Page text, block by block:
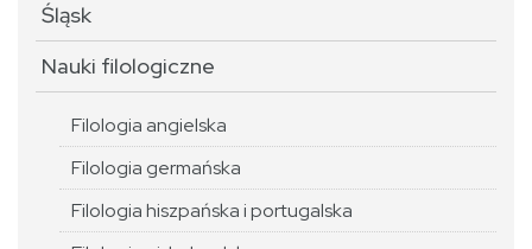
Śląsk
Nauki filologiczne
Filologia angielska
Filologia germańska
Filologia hiszpańska i portugalska